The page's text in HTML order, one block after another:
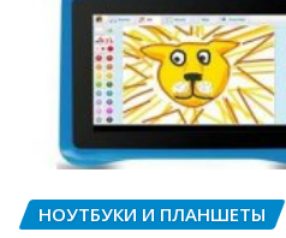
НОУТБУКИ И ПЛАНШЕТЫ